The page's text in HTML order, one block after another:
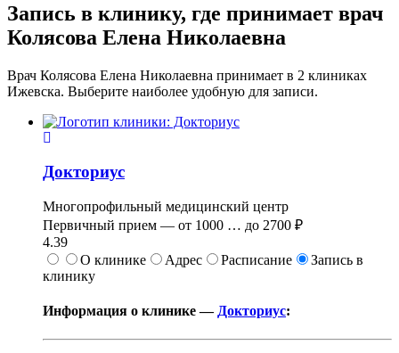
Запись в клинику, где принимает врач
Колясова Елена Николаевна
Врач Колясова Елена Николаевна принимает в 2 клиниках
Ижевска. Выберите наиболее удобную для записи.
Докториус
Многопрофильный медицинский центр
Первичный прием — от 1000 … до 2700 ₽
4.39
О клинике
Адрес Расписание
Запись в
клинику
Информация о клинике — Докториус: